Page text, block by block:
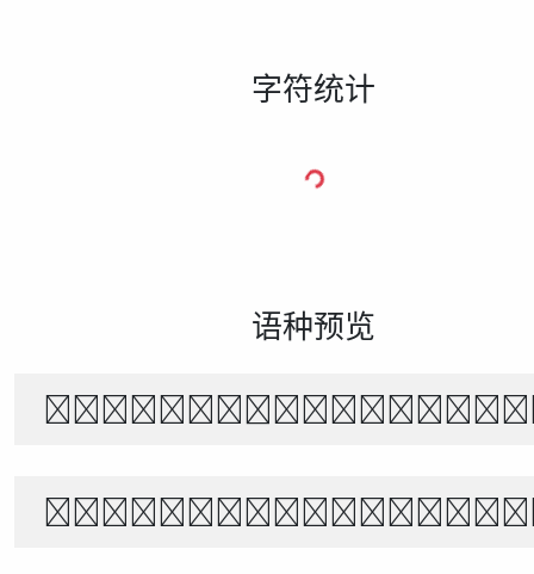
字符统计
语种预览
风起时，花落无声。月下独行，山水
The quick brown